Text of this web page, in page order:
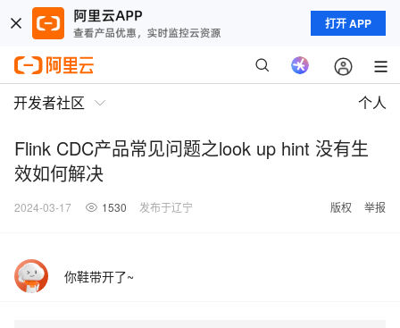
打开 APP
开发者社区 个人
Flink CDC产品常见问题之look up hint 没有生
效如何解决
2024-03-17 1530 发布于辽宁 版权 举报
你鞋带开了~